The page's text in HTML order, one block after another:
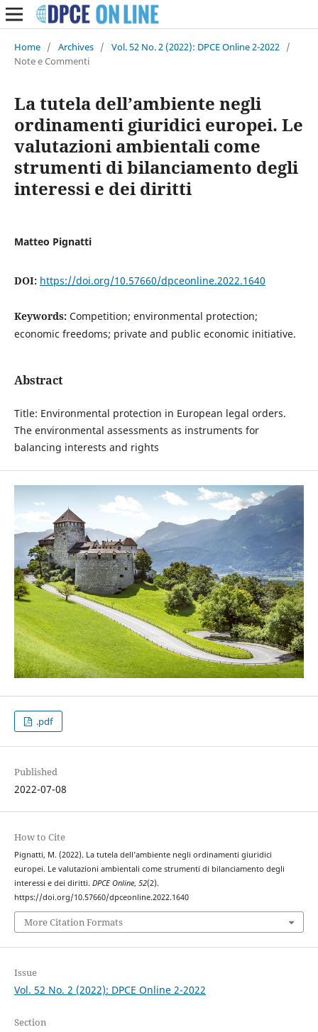
Home / Archives / Vol. 52 No. 2 (2022): DPCE Online 2-2022 /
Note e Commenti
La tutela dell’ambiente negli
ordinamenti giuridici europei. Le
valutazioni ambientali come
strumenti di bilanciamento degli
interessi e dei diritti
Matteo Pignatti
DOI: https://doi.org/10.57660/dpceonline.2022.1640
Keywords: Competition; environmental protection;
economic freedoms; private and public economic initiative.
Abstract
Title: Environmental protection in European legal orders.
The environmental assessments as instruments for
balancing interests and rights
.pdf
Published
2022-07-08
How to Cite
Pignatti, M. (2022). La tutela dell’ambiente negli ordinamenti giuridici
europei. Le valutazioni ambientali come strumenti di bilanciamento degli
interessi e dei diritti. DPCE Online, 52(2).
https://doi.org/10.57660/dpceonline.2022.1640
More Citation Formats
Issue
Vol. 52 No. 2 (2022): DPCE Online 2-2022
Section